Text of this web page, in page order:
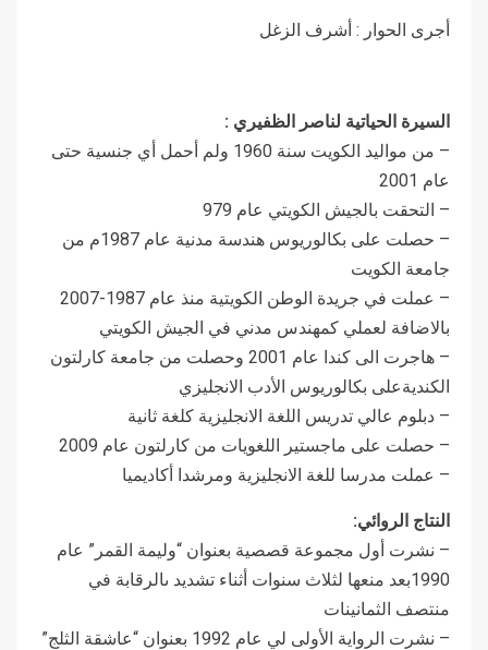
أجرى الحوار : أشرف الزغل
السيرة الحياتية لناصر الظفيري :
– من مواليد الكويت سنة 1960 ولم أحمل أي جنسية حتى
عام 2001
– التحقت بالجيش الكويتي عام 979
– حصلت على بكالوريوس هندسة مدنية عام 1987م من
جامعة الكويت
– عملت في جريدة الوطن الكويتية منذ عام 1987-2007
بالاضافة لعملي كمهندس مدني في الجيش الكويتي
– هاجرت الى كندا عام 2001 وحصلت من جامعة كارلتون
الكنديةعلى بكالوريوس الأدب الانجليزي
– دبلوم عالي تدريس اللغة الانجليزية كلغة ثانية
– حصلت على ماجستير اللغويات من كارلتون عام 2009
– عملت مدرسا للغة الانجليزية ومرشدا أكاديميا
النتاج الروائي:
– نشرت أول مجموعة قصصية بعنوان “وليمة القمر” عام
1990بعد منعها لثلاث سنوات أثناء تشديد ىالرقابة في
منتصف الثمانينات
– نشرت الرواية الأولى لي عام 1992 بعنوان “عاشقة الثلج”